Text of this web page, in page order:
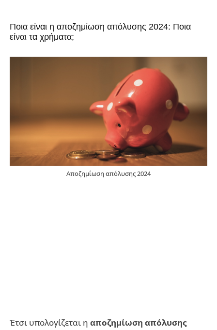
Ποια είναι η αποζημίωση απόλυσης 2024: Ποια
είναι τα χρήματα;
Αποζημίωση απόλυσης 2024
Έτσι υπολογίζεται η αποζημίωση απόλυσης